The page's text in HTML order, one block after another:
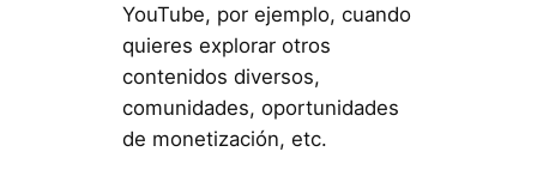
YouTube, por ejemplo, cuando
quieres explorar otros
contenidos diversos,
comunidades, oportunidades
de monetización, etc.